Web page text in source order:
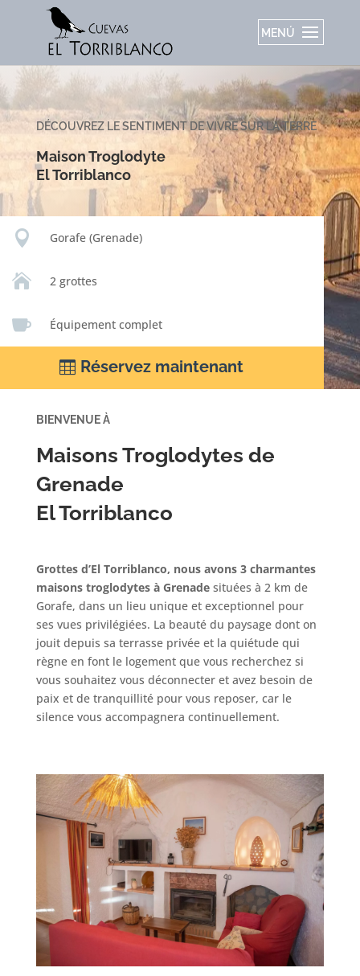
DÉCOUVREZ LE SENTIMENT DE VIVRE SUR LA TERRE
Maison Troglodyte
El Torriblanco
 Gorafe (Grenade)
 2 grottes
 Équipement complet
Réservez maintenant
BIENVENUE À
Maisons Troglodytes de
Grenade
El Torriblanco
Grottes d’El Torriblanco, nous avons 3 charmantes
maisons troglodytes à Grenadesituées à 2 km de
Gorafe, dans un lieu unique et exceptionnel pour
ses vues privilégiées. La beauté du paysage dont on
jouit depuis sa terrasse privée et la quiétude qui
règne en font le logement que vous recherchez si
vous souhaitez vous déconnecter et avez besoin de
paix et de tranquillité pour vous reposer, car le
silence vous accompagnera continuellement.